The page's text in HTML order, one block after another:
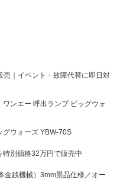
｜イベント・故障代替に即日対
ンエー 呼出ランプ ビッグウォ
グウォーズ YBW-70S
特別価格32万円で販売中
金銭機械）3mm景品仕様／オー